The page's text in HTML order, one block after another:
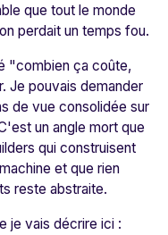
que tout le monde
perdait un temps fou.
"combien ça coûte,
Je pouvais demander
de vue consolidée sur
un angle mort que
qui construisent
et que rien
reste abstraite.
je vais décrire ici :